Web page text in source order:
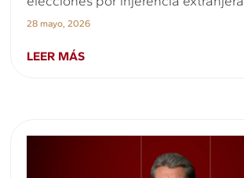
28 mayo, 2026
LEER MÁS